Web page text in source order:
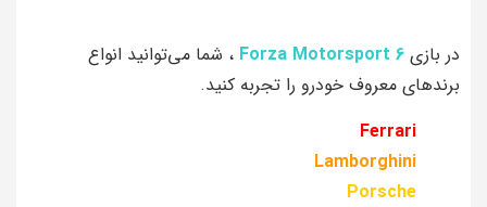
در بازی Forza Motorsport 6 ، شما می‌توانید انواع
برندهای معروف خودرو را تجربه کنید.
Ferrari
Lamborghini
Porsche